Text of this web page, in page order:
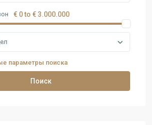
€ 0 to € 3.000.000
параметры поиска
Поиск